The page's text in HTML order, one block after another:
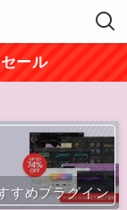
ール
すめプラグイン